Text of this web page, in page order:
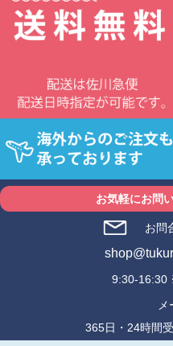
お気軽にお問
お問
9:30-16:30
365日・24時間